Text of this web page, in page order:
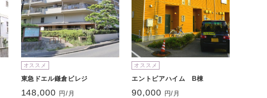
オススメ
東急ドエル鎌倉ビレジ
148,000 円/月
オススメ
エントピアハイム B棟
90,000 円/月